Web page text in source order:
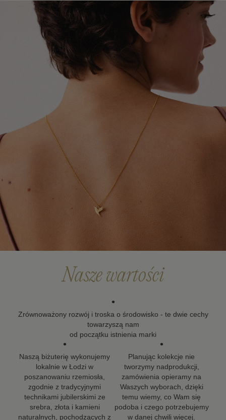
Global Express (Poczta Polska). Szacowany czas
doręczenia wynosi od 3 do 20 dni roboczych.
Szczegółowe informacje dotyczące dostępnych krajów,
metod wysyłki oraz orientacyjnych terminów dostawy
znajdziesz w tabeli.
Dokładamy wszelkich starań, aby Twoje zamówienie
dotarło bezpiecznie i jak najszybciej - niezależnie od
tego, czy podróżuje kilka ulic dalej, czy na drugi koniec
W przypadku zamówień wysyłanych do Wielkiej Brytanii i
Irlandii Północnej mogą obowiązywać dodatkowe opłaty
celne, podatki lub opłaty importowe naliczane przez
lokalne organy celne. Ewentualne koszty tego typu
ponosi odbiorca przesyłki.
zakładać ją jako ostatni element stylizacji.
Chroń biżuterię przed kontaktem z detergentami,
środkami czystości oraz preparatami leczniczymi
stosowanymi na skórę, które mogą wpływać na trwałość
pozłocenia i wygląd metalu.
Zdejmuj biżuterię przed kąpielą, snem, uprawianiem
sportu oraz wykonywaniem prac domowych. Pozwoli to
ograniczyć ryzyko uszkodzeń, odkształceń i utraty
Aby odświeżyć biżuterię i przywrócić jej blask, delikatnie
przecieraj ją miękką ściereczką jubilerską. Pamiętaj, że
pozłocenie jest naturalną powłoką użytkową, która z
czasem może ulegać ścieraniu. Tempo tego procesu
zależy między innymi od sposobu użytkowania,
częstotliwości noszenia oraz indywidualnych właściwości
skóry.
Po upływie okresu gwarancji możesz skorzystać z
dokładamy wszelkich starań, aby nasze projekty mogły
towarzyszyć Ci w kolejnych ważnych momentach życia.
Nasze wartości
•
Zrównoważony rozwój i troska o środowisko - te dwie cechy
towarzyszą nam
od początku istnienia marki
•
Naszą biżuterię wykonujemy
lokalnie w Łodzi w
poszanowaniu rzemiosła,
zgodnie z tradycyjnymi
technikami jubilerskimi ze
srebra, złota i kamieni
naturalnych, pochodzących z
•
Planując kolekcje nie
tworzymy nadprodukcji,
zamówienia opieramy na
Waszych wyborach, dzięki
temu wiemy, co Wam się
podoba i czego potrzebujemy
w danej chwili więcej.